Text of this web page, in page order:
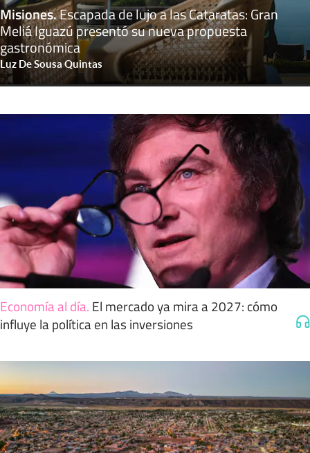
Misiones.Escapada de lujo a las Cataratas: Gran
Meliá Iguazú presentó su nueva propuesta
gastronómica
Luz De Sousa Quintas
Economía al día. El mercado ya mira a 2027: cómo
influye la política en las inversiones